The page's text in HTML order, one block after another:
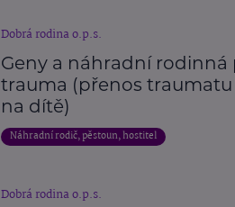
Dobrá rodina o.p.s.
Geny a náhradní rodinná
trauma (přenos traumatu
na dítě)
Náhradní rodič, pěstoun, hostitel
Dobrá rodina o.p.s.